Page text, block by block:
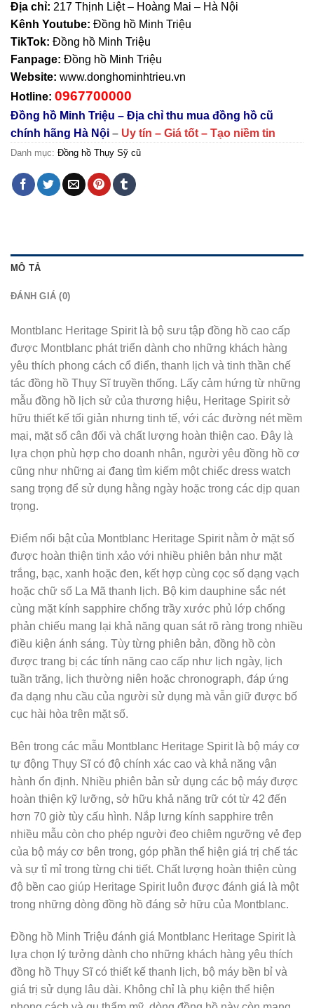
Địa chỉ: 217 Thịnh Liệt – Hoàng Mai – Hà Nội
Kênh Youtube: Đồng hồ Minh Triệu
TikTok: Đồng hồ Minh Triệu
Fanpage: Đồng hồ Minh Triệu
Website: www.donghominhtrieu.vn
Hotline: 0967700000
Đồng hồ Minh Triệu – Địa chỉ thu mua đồng hồ cũ
chính hãng Hà Nội – Uy tín – Giá tốt – Tạo niềm tin
Danh mục: Đồng hồ Thụy Sỹ cũ
MÔ TẢ
ĐÁNH GIÁ (0)
Montblanc Heritage Spirit là bộ sưu tập đồng hồ cao cấp
được Montblanc phát triển dành cho những khách hàng
yêu thích phong cách cổ điển, thanh lịch và tinh thần chế
tác đồng hồ Thụy Sĩ truyền thống. Lấy cảm hứng từ những
mẫu đồng hồ lịch sử của thương hiệu, Heritage Spirit sở
hữu thiết kế tối giản nhưng tinh tế, với các đường nét mềm
mại, mặt số cân đối và chất lượng hoàn thiện cao. Đây là
lựa chọn phù hợp cho doanh nhân, người yêu đồng hồ cơ
cũng như những ai đang tìm kiếm một chiếc dress watch
sang trọng để sử dụng hằng ngày hoặc trong các dịp quan
trọng.
Điểm nổi bật của Montblanc Heritage Spirit nằm ở mặt số
được hoàn thiện tinh xảo với nhiều phiên bản như mặt
trắng, bạc, xanh hoặc đen, kết hợp cùng cọc số dạng vạch
hoặc chữ số La Mã thanh lịch. Bộ kim dauphine sắc nét
cùng mặt kính sapphire chống trầy xước phủ lớp chống
phản chiếu mang lại khả năng quan sát rõ ràng trong nhiều
điều kiện ánh sáng. Tùy từng phiên bản, đồng hồ còn
được trang bị các tính năng cao cấp như lịch ngày, lịch
tuần trăng, lịch thường niên hoặc chronograph, đáp ứng
đa dạng nhu cầu của người sử dụng mà vẫn giữ được bố
cục hài hòa trên mặt số.
Bên trong các mẫu Montblanc Heritage Spirit là bộ máy cơ
tự động Thụy Sĩ có độ chính xác cao và khả năng vận
hành ổn định. Nhiều phiên bản sử dụng các bộ máy được
hoàn thiện kỹ lưỡng, sở hữu khả năng trữ cót từ 42 đến
hơn 70 giờ tùy cấu hình. Nắp lưng kính sapphire trên
nhiều mẫu còn cho phép người đeo chiêm ngưỡng vẻ đẹp
của bộ máy cơ bên trong, góp phần thể hiện giá trị chế tác
và sự tỉ mỉ trong từng chi tiết. Chất lượng hoàn thiện cùng
độ bền cao giúp Heritage Spirit luôn được đánh giá là một
trong những dòng đồng hồ đáng sở hữu của Montblanc.
Đồng hồ Minh Triệu đánh giá Montblanc Heritage Spirit là
lựa chọn lý tưởng dành cho những khách hàng yêu thích
đồng hồ Thụy Sĩ có thiết kế thanh lịch, bộ máy bền bỉ và
giá trị sử dụng lâu dài. Không chỉ là phụ kiện thể hiện